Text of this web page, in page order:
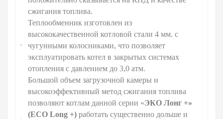
сжигания топлива.
Теплообменник изготовлен из
высококачественной котловой стали 4 мм. с
чугунными колосниками, что позволяет
эксплуатировать котел в закрытых системах
отопления с давлением до 3,0 атм.
Большой объем загрузочной камеры и
высокоэффективный метод сжигания топлива
позволяют котлам данной серии «ЭКО Лонг +»
(ЕСО Long +) работать существенно дольше и